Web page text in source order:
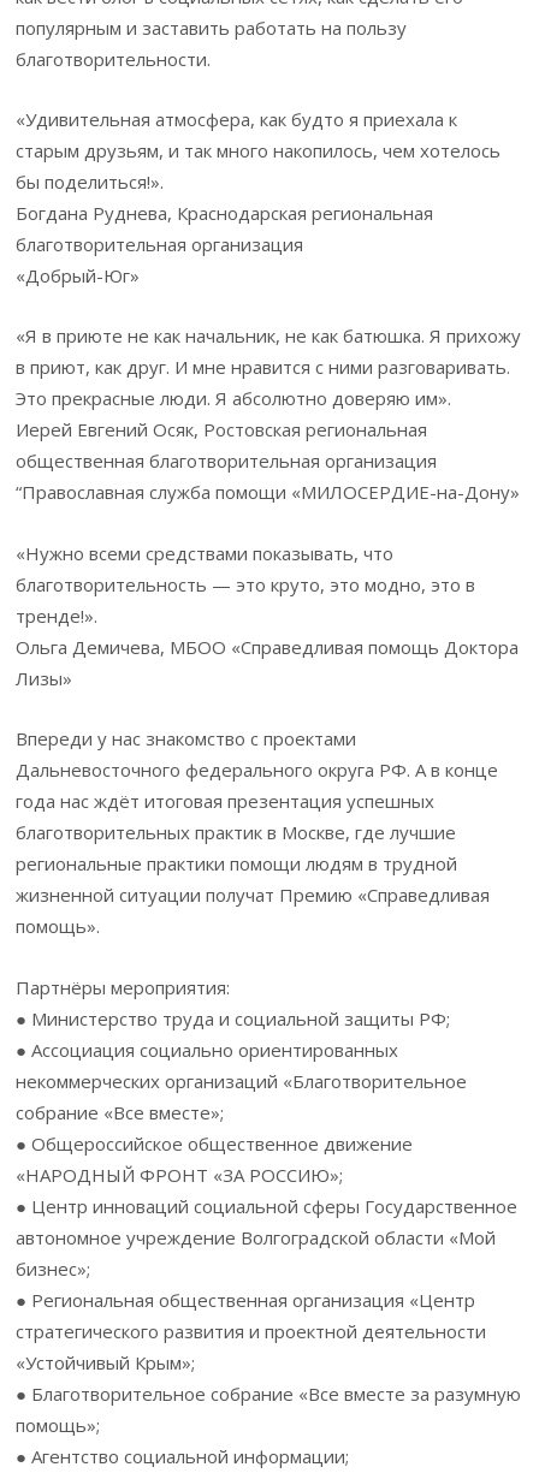
популярным и заставить работать на пользу
благотворительности.
«Удивительная атмосфера, как будто я приехала к
старым друзьям, и так много накопилось, чем хотелось
бы поделиться!».
Богдана Руднева, Краснодарская региональная
благотворительная организация
«Добрый-Юг»
«Я в приюте не как начальник, не как батюшка. Я прихожу
в приют, как друг. И мне нравится с ними разговаривать.
Это прекрасные люди. Я абсолютно доверяю им».
Иерей Евгений Осяк, Ростовская региональная
общественная благотворительная организация
“Православная служба помощи «МИЛОСЕРДИЕ-на-Дону»
«Нужно всеми средствами показывать, что
благотворительность — это круто, это модно, это в
тренде!».
Ольга Демичева, МБОО «Справедливая помощь Доктора
Лизы»
Впереди у нас знакомство с проектами
Дальневосточного федерального округа РФ. А в конце
года нас ждёт итоговая презентация успешных
благотворительных практик в Москве, где лучшие
региональные практики помощи людям в трудной
жизненной ситуации получат Премию «Справедливая
помощь».
Партнёры мероприятия:
● Министерство труда и социальной защиты РФ;
● Ассоциация социально ориентированных
некоммерческих организаций «Благотворительное
собрание «Все вместе»;
● Общероссийское общественное движение
«НАРОДНЫЙ ФРОНТ «ЗА РОССИЮ»;
● Центр инноваций социальной сферы Государственное
автономное учреждение Волгоградской области «Мой
бизнес»;
● Региональная общественная организация «Центр
стратегического развития и проектной деятельности
«Устойчивый Крым»;
● Благотворительное собрание «Все вместе за разумную
помощь»;
● Агентство социальной информации;